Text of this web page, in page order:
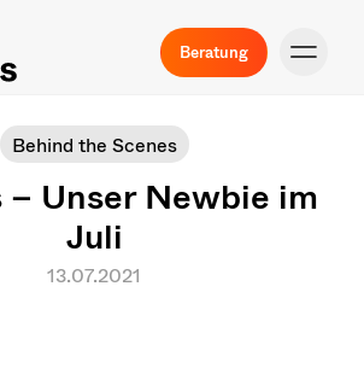
Beratung
Behind the Scenes
Unser Newbie im
Juli
13.07.2021